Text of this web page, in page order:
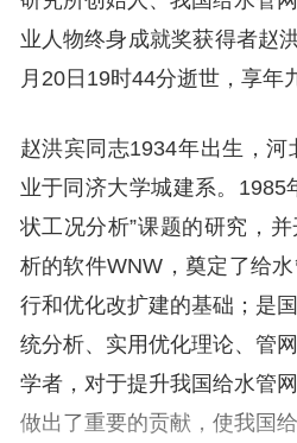
业人物终身成就奖获得者赵
月20日19时44分逝世，享年
赵洪宾同志1934年出生，
业于同济大学城建系。1985
状工况分析”课题的研究，
析的软件WNW，奠定了给
行和优化改扩建的基础；是
统分析、实用优化理论、管
学者，对于提升我国给水管
做出了重要的贡献，使我国